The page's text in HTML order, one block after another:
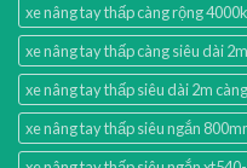
xe nâng tay thấp càng rộng
xe nâng tay thấp càng siêu dài
xe nâng tay thấp siêu dài 2m
xe nâng tay thấp siêu ngắn